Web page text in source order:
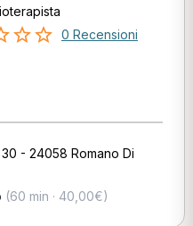
0 Recensioni
- 24058 Romano Di
(60 min · 40,00€)